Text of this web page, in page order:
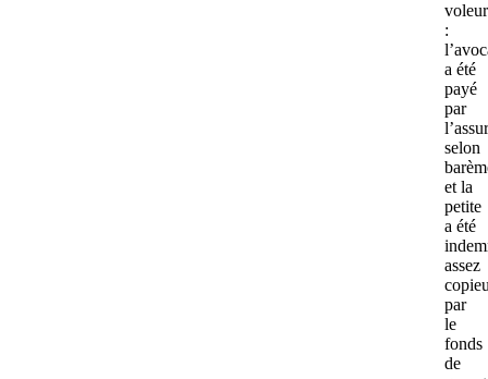
:
a été
payé
par
selon
et la
petite
a été
assez
par
le
fonds
de